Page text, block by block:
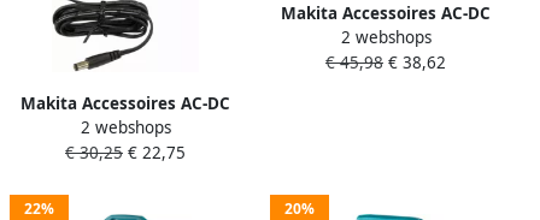
Makita Accessoires AC-DC
adapter ventilator
TE00000440
2 webshops
€ 30,25 € 22,75
Makita Accessoires AC-DC
adapter ventilator
TE00000442
2 webshops
€ 45,98 € 38,62
22% 20%